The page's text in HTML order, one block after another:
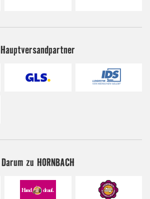
Hauptversandpartner
Darum zu HORNBACH